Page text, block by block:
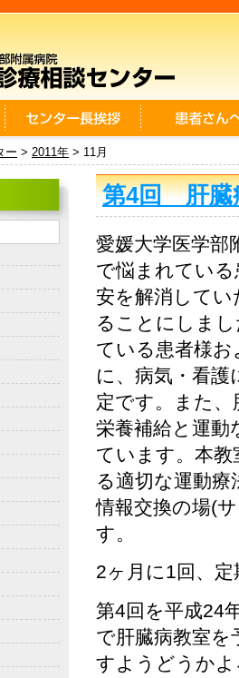
ー > 2011年 > 11月
第4回 肝臓
愛媛大学医学
で悩まれてい
安を解消してい
ることにしま
ている患者様
に、病気・看
定です。また
栄養補給と運動
ています。本教
る適切な運動
情報交換の場(
す。
2ヶ月に1回、
第4回を平成24
で肝臓病教室
すようどうか